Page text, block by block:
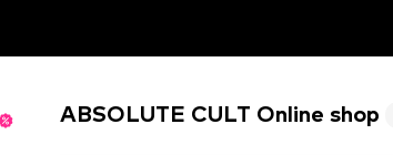
ABSOLUTE CULT Online shop